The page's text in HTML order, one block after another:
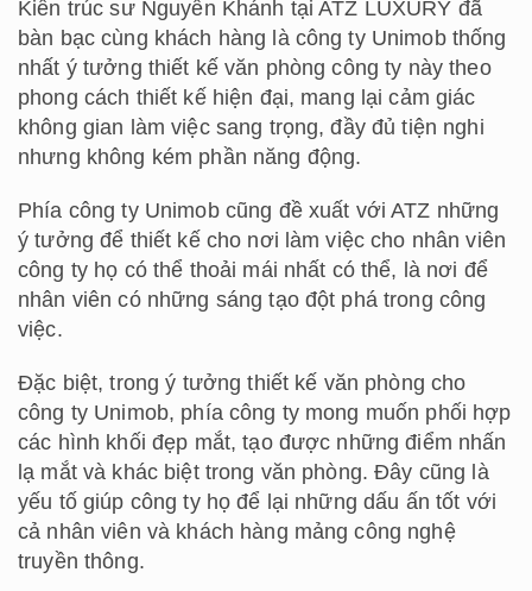
Kiến trúc sư Nguyễn Khánh tại ATZ LUXURY đã
bàn bạc cùng khách hàng là công ty Unimob thống
nhất ý tưởng thiết kế văn phòng công ty này theo
phong cách thiết kế hiện đại, mang lại cảm giác
không gian làm việc sang trọng, đầy đủ tiện nghi
nhưng không kém phần năng động.
Phía công ty Unimob cũng đề xuất với ATZ những
ý tưởng để thiết kế cho nơi làm việc cho nhân viên
công ty họ có thể thoải mái nhất có thể, là nơi để
nhân viên có những sáng tạo đột phá trong công
việc.
Đặc biệt, trong ý tưởng thiết kế văn phòng cho
công ty Unimob, phía công ty mong muốn phối hợp
các hình khối đẹp mắt, tạo được những điểm nhấn
lạ mắt và khác biệt trong văn phòng. Đây cũng là
yếu tố giúp công ty họ để lại những dấu ấn tốt với
cả nhân viên và khách hàng mảng công nghệ
truyền thông.